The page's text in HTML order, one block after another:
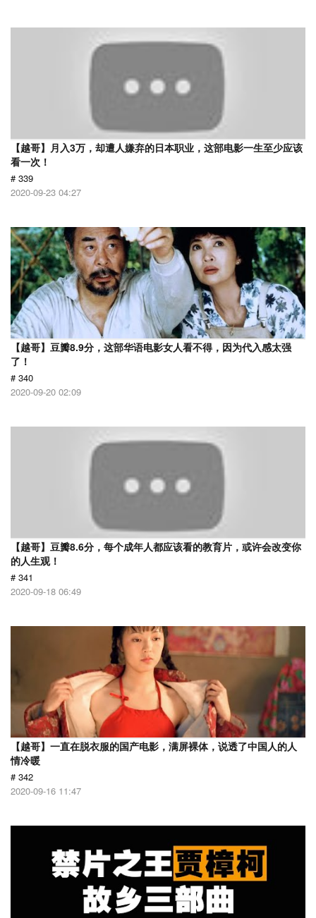
【越哥】月入3万，却遭人嫌弃的日本职业，这部电影一生至少应该
看一次！
# 339
2020-09-23 04:27
【越哥】豆瓣8.9分，这部华语电影女人看不得，因为代入感太强
了！
# 340
2020-09-20 02:09
【越哥】豆瓣8.6分，每个成年人都应该看的教育片，或许会改变你
的人生观！
# 341
2020-09-18 06:49
【越哥】一直在脱衣服的国产电影，满屏裸体，说透了中国人的人
情冷暖
# 342
2020-09-16 11:47